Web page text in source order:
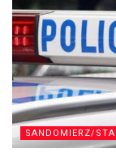
SANDOMIERZ/